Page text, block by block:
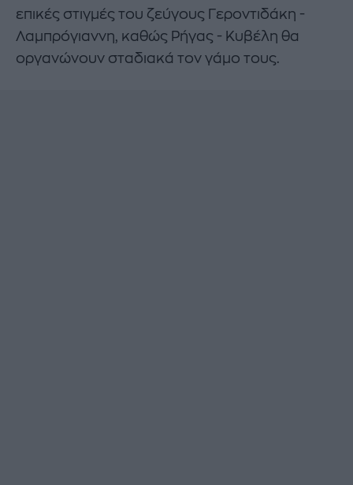
επικές στιγμές του ζεύγους Γεροντιδάκη -
Λαμπρόγιαννη, καθώς Ρήγας - Κυβέλη θα
οργανώνουν σταδιακά τον γάμο τους.